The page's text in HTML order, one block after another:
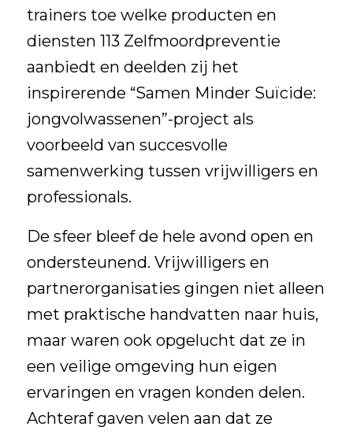
trainers toe welke producten en
diensten 113 Zelfmoordpreventie
aanbiedt en deelden zij het
inspirerende “Samen Minder Suïcide:
jongvolwassenen”-project als
voorbeeld van succesvolle
samenwerking tussen vrijwilligers en
professionals.
De sfeer bleef de hele avond open en
ondersteunend. Vrijwilligers en
partnerorganisaties gingen niet alleen
met praktische handvatten naar huis,
maar waren ook opgelucht dat ze in
een veilige omgeving hun eigen
ervaringen en vragen konden delen.
Achteraf gaven velen aan dat ze